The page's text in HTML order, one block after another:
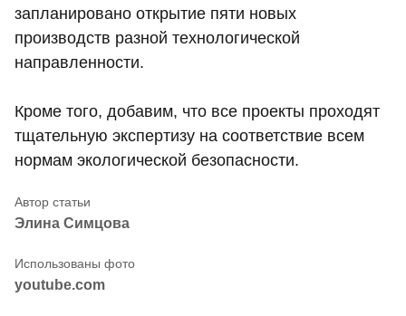
запланировано открытие пяти новых
производств разной технологической
направленности.
Кроме того, добавим, что все проекты проходят
тщательную экспертизу на соответствие всем
нормам экологической безопасности.
Элина Симцова
youtube.com